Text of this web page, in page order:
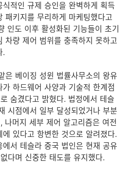
적인 규제 승인을 완벽하게 획득
패키지를 무리하게 마케팅했다고
인도 이후 활성화된 기능들이 초기
차량 제어 범위를 충족하지 못하고
.
은 베이징 성윈 법률사무소의 왕유
하드웨어 사양과 기술적 한계점
숨겼다고 밝혔다. 법정에서 테슬
시점에서 일부 달성되었거나 부분
나머지 세부 제어 알고리즘은 여전
있다고 항변한 것으로 알려졌다.
서 테슬라 중국 법인은 현재 공유
다며 신중한 태도를 유지했다.